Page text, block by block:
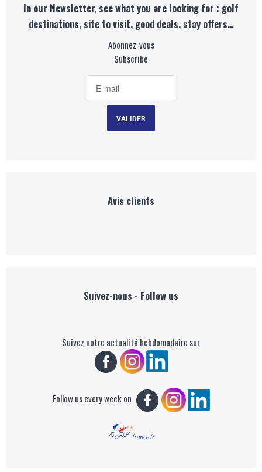
In our Newsletter, see what you are looking for : golf
destinations, site to visit, good deals, stay offers…
Abonnez-vous
Subscribe
Avis clients
Suivez-nous - Follow us
Suivez notre actualité hebdomadaire sur
Follow us every week on